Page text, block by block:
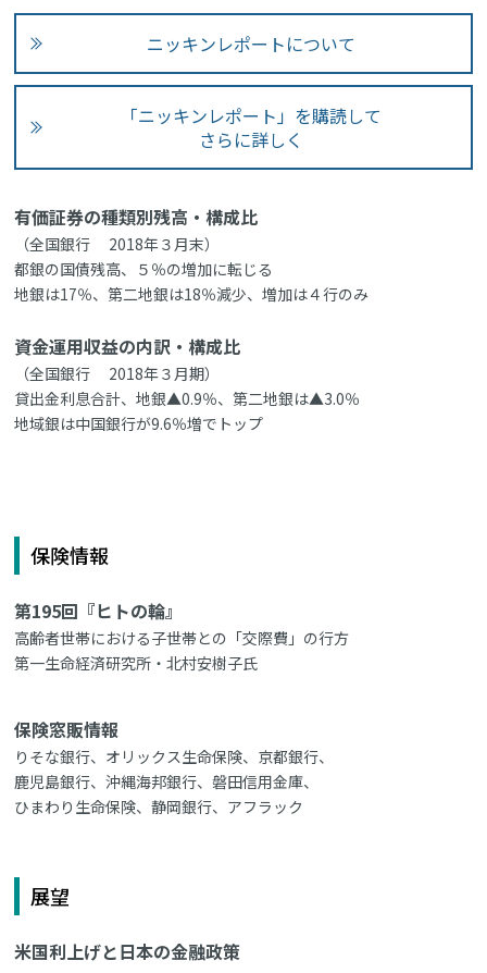
ニッキンレポートについて
「ニッキンレポート」を購読して
さらに詳しく
有価証券の種類別残高・構成比
（全国銀行 2018年３月末）
都銀の国債残高、５％の増加に転じる
地銀は17％、第二地銀は18％減少、増加は４行のみ
資金運用収益の内訳・構成比
（全国銀行 2018年３月期）
貸出金利息合計、地銀▲0.9％、第二地銀は▲3.0％
地域銀は中国銀行が9.6％増でトップ
保険情報
第195回『ヒトの輪』
高齢者世帯における子世帯との「交際費」の行方
第一生命経済研究所・北村安樹子氏
保険窓販情報
りそな銀行、オリックス生命保険、京都銀行、
鹿児島銀行、沖縄海邦銀行、磐田信用金庫、
ひまわり生命保険、静岡銀行、アフラック
展望
米国利上げと日本の金融政策